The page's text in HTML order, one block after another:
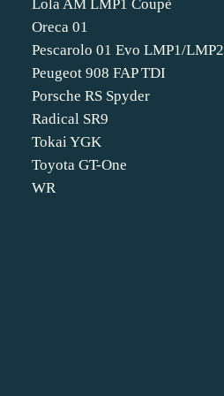
Lola AM LMP1 Coupè
Oreca 01
Pescarolo 01 Evo LMP1/LMP2
Peugeot 908 FAP TDI
Porsche RS Spyder
Radical SR9
Tokai YGK
Toyota GT-One
WR